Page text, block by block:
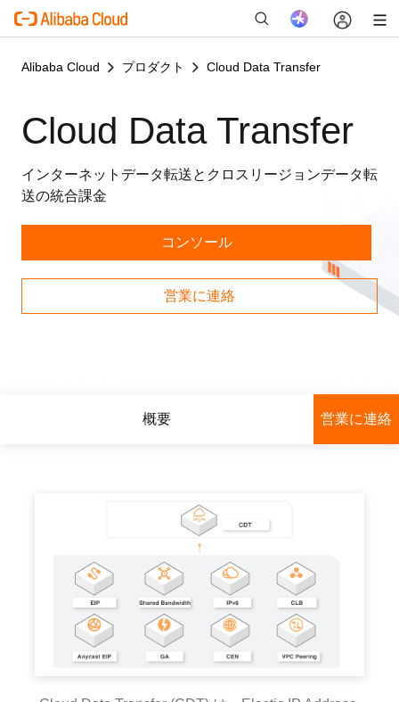
Alibaba Cloud プロダクト Cloud Data Transfer
Cloud Data Transfer
インターネットデータ転送とクロスリージョンデータ転
送の統合課金
コンソール
営業に連絡
概要 営業に連絡
新